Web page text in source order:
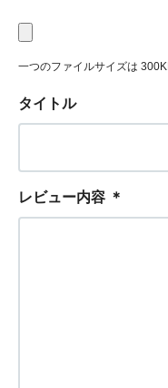
一つのファイルサイズは
タイトル
レビュー内容 ＊